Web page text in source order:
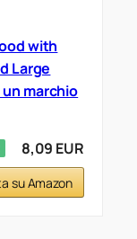
with
Large
marchio
8,09 EUR
su Amazon